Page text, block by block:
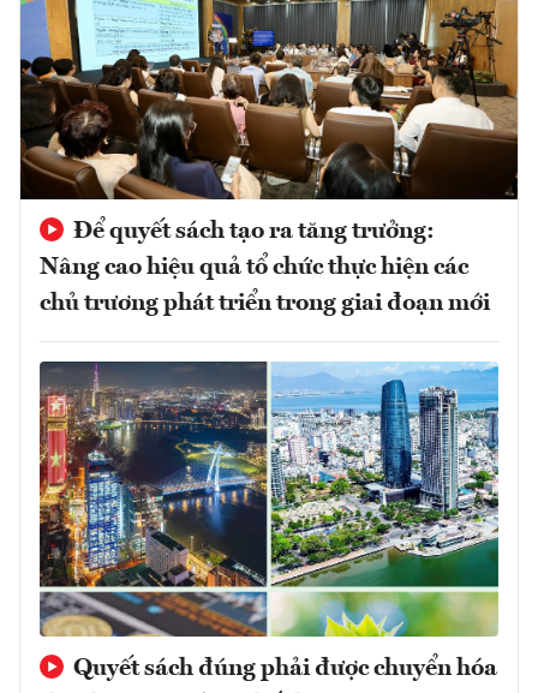
Để quyết sách tạo ra tăng trưởng:
Nâng cao hiệu quả tổ chức thực hiện các
chủ trương phát triển trong giai đoạn mới
Quyết sách đúng phải được chuyển hóa